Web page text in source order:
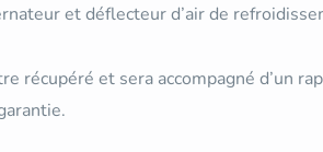
et déflecteur d’air de
récupéré et sera accompagné d’un